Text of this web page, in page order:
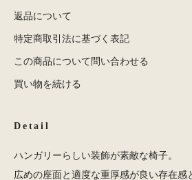
返品について
特定商取引法に基づく表記
この商品について問い合わせる
買い物を続ける
Detail
ハンガリーらしい装飾が素敵な椅子。
広めの座面と適度な重厚感が良い存在感